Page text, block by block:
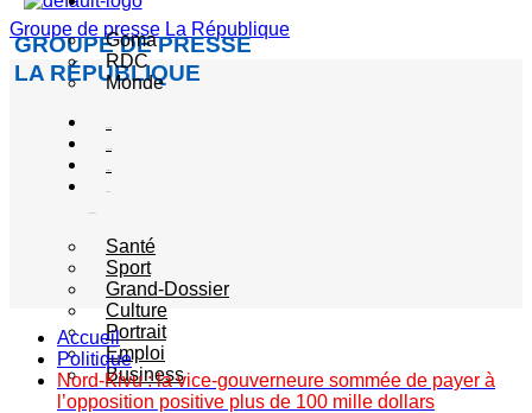
Groupe de presse La République
GROUPE DE PRESSE
LA RÉPUBLIQUE
Goma
RDC
Monde
Santé
Sport
Grand-Dossier
Culture
Portrait
Emploi
Business
Accueil
Politique
Nord-Kivu : la vice-gouverneure sommée de payer à
l’opposition positive plus de 100 mille dollars